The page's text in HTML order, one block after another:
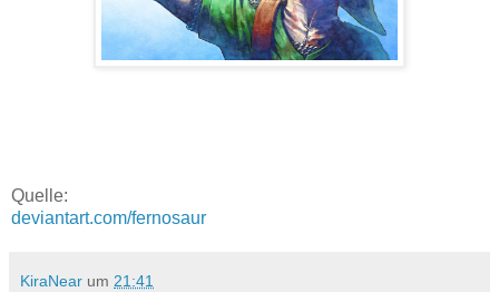
Quelle:
deviantart.com/fernosaur
KiraNear um 21:41